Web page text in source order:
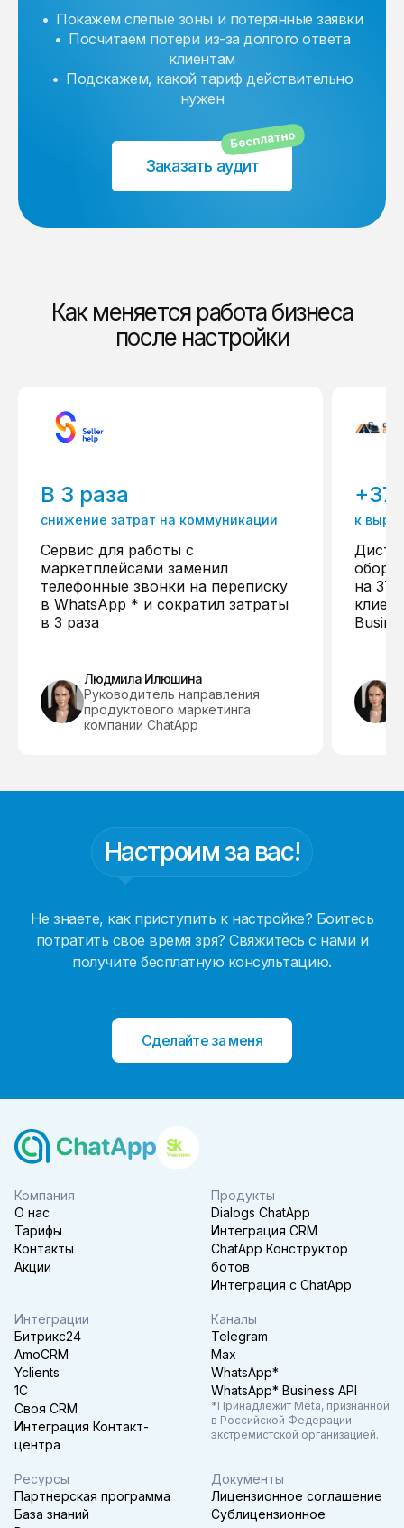
Покажем слепые зоны и потерянные заявки
Посчитаем потери из-за долгого ответа
клиентам
Подскажем, какой тариф действительно
нужен
Заказать аудит
Бесплатно
Как меняется работа бизнеса
после настройки
В 3 раза
снижение затрат на коммуникации
Сервис для работы с
маркетплейсами заменил
телефонные звонки на переписку
в WhatsApp * и сократил затраты
в 3 раза
Людмила Илюшина
Руководитель направления
продуктового маркетинга
компании ChatApp
к
на
Я соглашаюсь на обработкуперсональных данных
Настроим за вас!
Не знаете, как приступить к настройке? Боитесь
потратить свое время зря? Свяжитесь с нами и
получите бесплатную консультацию.
Сделайте за меня
Компания
О нас
Тарифы
Контакты
Акции
Продукты
Dialogs ChatApp
Интеграция CRM
ChatApp Конструктор
ботов
Интеграция с ChatApp
Интеграции
Битрикс24
AmoCRM
Yclients
1C
Своя CRM
Интеграция Контакт-
центра
Каналы
Telegram
Max
WhatsApp*
WhatsApp* Business API
*Принадлежит Meta, признанной
в Российской Федерации
экстремистской организацией.
Ресурсы
Партнерская программа
База знаний
Документы
Лицензионное соглашение
Сублицензионное